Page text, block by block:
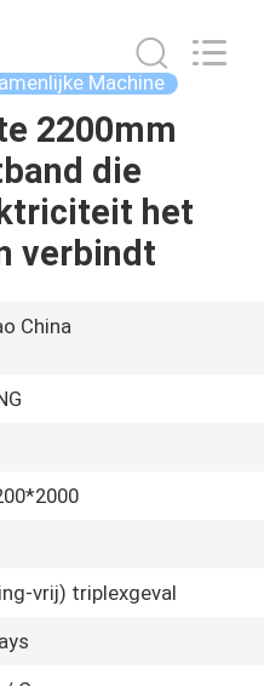
Machine
2200mm
die
het
verbindt
China
vrij) triplexgeval